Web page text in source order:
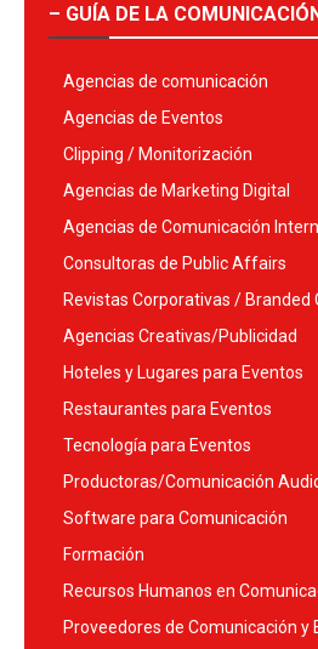
– GUÍA DE LA
Agencias de comunicación
Agencias de Eventos
Clipping / Monitorización
Agencias de Marketing Digital
Agencias de Comunicación
Consultoras de Public Affairs
Revistas Corporativas / Branded
Agencias Creativas/Publicidad
Hoteles y Lugares para Eventos
Restaurantes para Eventos
Tecnología para Eventos
Productoras/Comunicación
Software para Comunicación
Formación
Recursos Humanos en
Proveedores de Comunicación y